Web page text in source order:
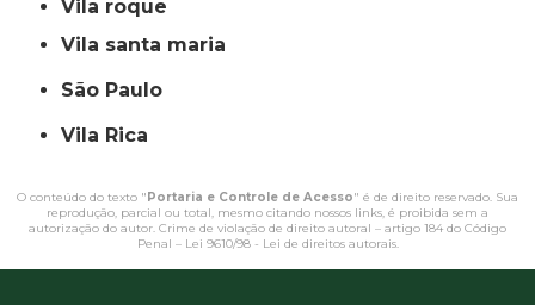
vila roque
vila santa maria
São Paulo
Vila Rica
O conteúdo do texto "Portaria e Controle de Acesso" é de direito reservado. Sua
reprodução, parcial ou total, mesmo citando nossos links, é proibida sem a
autorização do autor. Crime de violação de direito autoral – artigo 184 do Código
Penal – Lei 9610/98 - Lei de direitos autorais.